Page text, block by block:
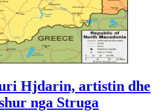
Hjdarin, artistin dhe
nga Struga